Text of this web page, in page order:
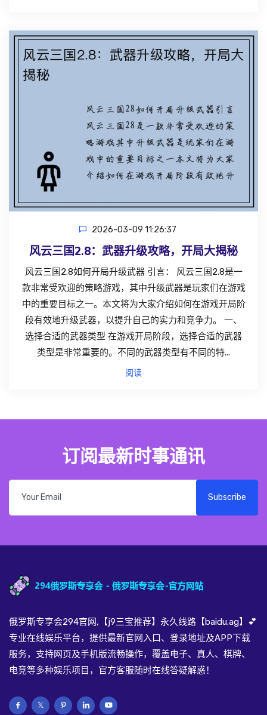
2026-03-09 11:26:37
风云三国2.8：武器升级攻略，开局大揭秘
风云三国2.8如何开局升级武器 引言： 风云三国2.8是一
款非常受欢迎的策略游戏，其中升级武器是玩家们在游戏
中的重要目标之一。本文将为大家介绍如何在游戏开局阶
段有效地升级武器，以提升自己的实力和竞争力。 一、
选择合适的武器类型 在游戏开局阶段，选择合适的武器
类型是非常重要的。不同的武器类型有不同的特...
阅读
订阅最新时事通讯
Subscribe
俄罗斯专享会294官网,【j9三宝推荐】永久线路【baidu.ag】💕
专业在线娱乐平台，提供最新官网入口、登录地址及APP下载
服务，支持网页及手机版流畅操作，覆盖电子、真人、棋牌、
电竞等多种娱乐项目，官方客服随时在线答疑解惑！